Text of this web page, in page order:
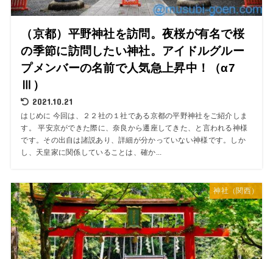
（京都）平野神社を訪問。夜桜が有名で桜
の季節に訪問したい神社。アイドルグルー
プメンバーの名前で人気急上昇中！（α7
Ⅲ）
2021.10.21
はじめに 今回は、２２社の１社である京都の平野神社をご紹介しま
す。 平安京ができた際に、奈良から遷座してきた、と言われる神様
です。その出自は諸説あり、詳細が分かっていない神様です。しか
し、天皇家に関係していることは、確か...
神社（関西）